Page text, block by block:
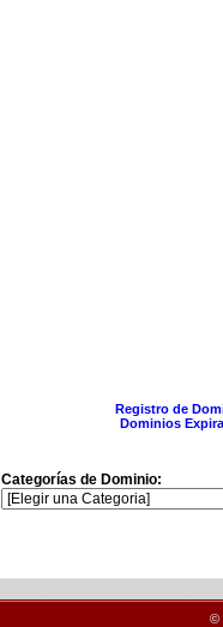
Registro de
Dominios
Categorías de Dominio:
©